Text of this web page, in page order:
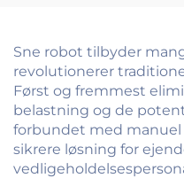
Sne robot tilbyder
revolutionerer
Først og fremmest
belastning og de
forbundet med manuel
sikrere løsning for